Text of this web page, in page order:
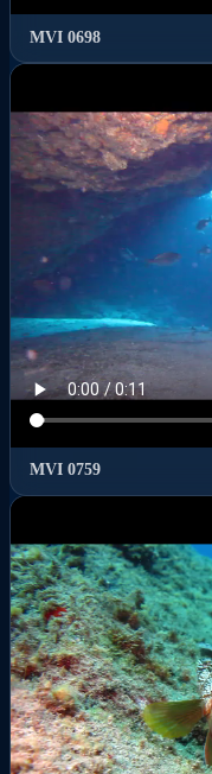
MVI 0698
MVI 0759